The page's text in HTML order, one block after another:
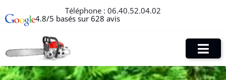
Téléphone : 06.40.52.04.02
4.8/5 basés sur 628 avis